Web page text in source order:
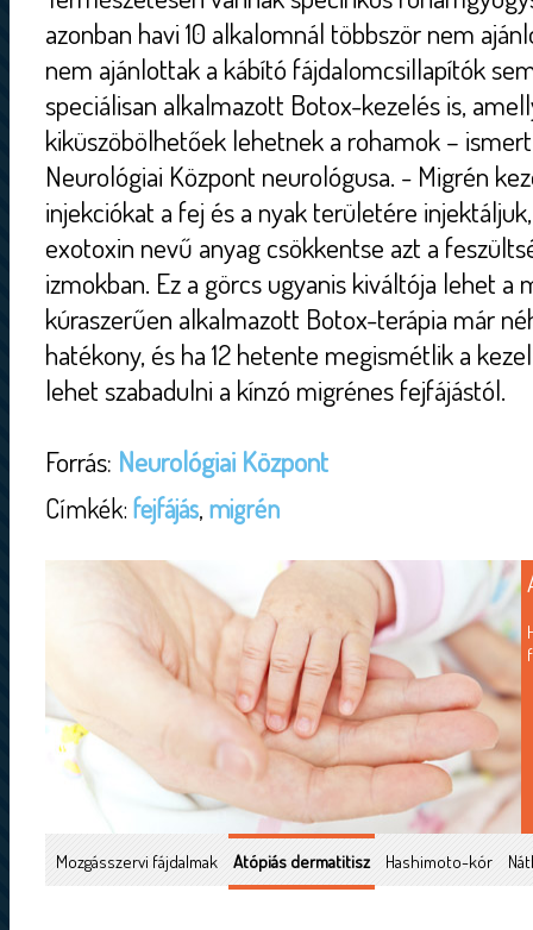
azonban havi 10 alkalomnál többször nem
nem ajánlottak a kábító fájdalomcsillapítók
speciálisan alkalmazott Botox-kezelés is,
kiküszöbölhetőek lehetnek a rohamok –
Neurológiai Központ neurológusa. - Migrén
injekciókat a fej és a nyak területére
exotoxin nevű anyag csökkentse azt a
izmokban. Ez a görcs ugyanis kiváltója lehet a
kúraszerűen alkalmazott Botox-terápia már
hatékony, és ha 12 hetente megismétlik a
lehet szabadulni a kínzó migrénes fejfájástól.
Forrás: Neurológiai Központ
Címkék: fejfájás, migrén
Mozgásszervi fájdalmak Atópiás dermatitisz Hashimoto-kór